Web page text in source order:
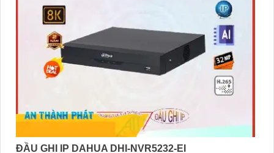
ĐẦU GHI IP DAHUA DHI-NVR5232-EI